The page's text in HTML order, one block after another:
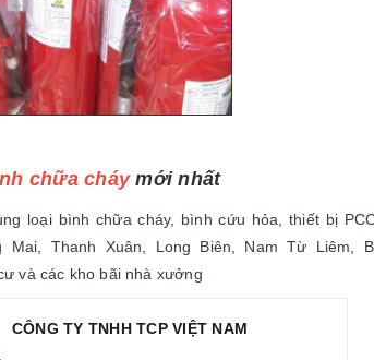
chữa cháy mới nhất
loại bình chữa cháy, bình cứu hỏa, thiết bị
Thanh Xuân, Long Biên, Nam Từ Liêm,
và các kho bãi nhà xưởng
CÔNG TY TNHH TCP VIỆT NAM